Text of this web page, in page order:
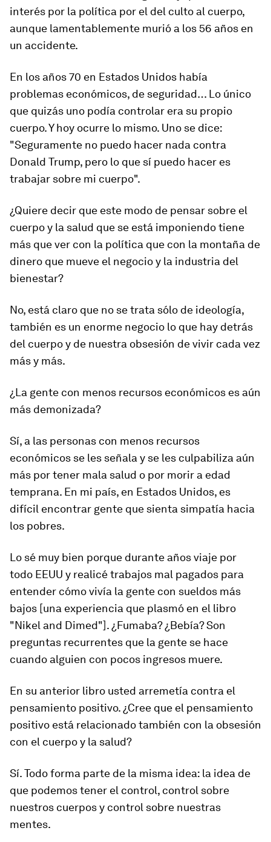
interés por la política por el del culto al cuerpo,
aunque lamentablemente murió a los 56 años en
un accidente.
En los años 70 en Estados Unidos había
problemas económicos, de seguridad… Lo único
que quizás uno podía controlar era su propio
cuerpo. Y hoy ocurre lo mismo. Uno se dice:
"Seguramente no puedo hacer nada contra
Donald Trump, pero lo que sí puedo hacer es
trabajar sobre mi cuerpo".
¿Quiere decir que este modo de pensar sobre el
cuerpo y la salud que se está imponiendo tiene
más que ver con la política que con la montaña de
dinero que mueve el negocio y la industria del
bienestar?
No, está claro que no se trata sólo de ideología,
también es un enorme negocio lo que hay detrás
del cuerpo y de nuestra obsesión de vivir cada vez
más y más.
¿La gente con menos recursos económicos es aún
más demonizada?
Sí, a las personas con menos recursos
económicos se les señala y se les culpabiliza aún
más por tener mala salud o por morir a edad
temprana. En mi país, en Estados Unidos, es
difícil encontrar gente que sienta simpatía hacia
los pobres.
Lo sé muy bien porque durante años viaje por
todo EEUU y realicé trabajos mal pagados para
entender cómo vivía la gente con sueldos más
bajos [una experiencia que plasmó en el libro
"Nikel and Dimed"]. ¿Fumaba? ¿Bebía? Son
preguntas recurrentes que la gente se hace
cuando alguien con pocos ingresos muere.
En su anterior libro usted arremetía contra el
pensamiento positivo. ¿Cree que el pensamiento
positivo está relacionado también con la obsesión
con el cuerpo y la salud?
Sí. Todo forma parte de la misma idea: la idea de
que podemos tener el control, control sobre
nuestros cuerpos y control sobre nuestras
mentes.